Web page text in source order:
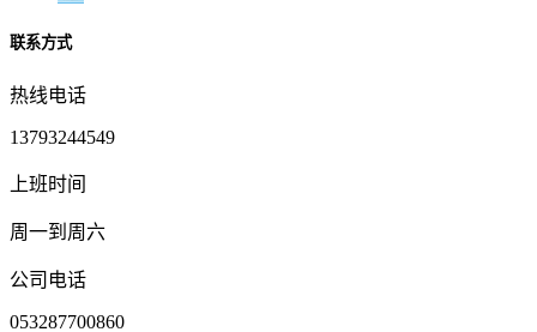
联系方式
热线电话
13793244549
上班时间
周一到周六
公司电话
053287700860